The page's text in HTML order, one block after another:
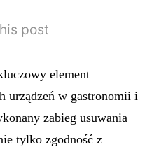
post
element
urządzeń w gastronomii i
zabieg usuwania
tylko zgodność z